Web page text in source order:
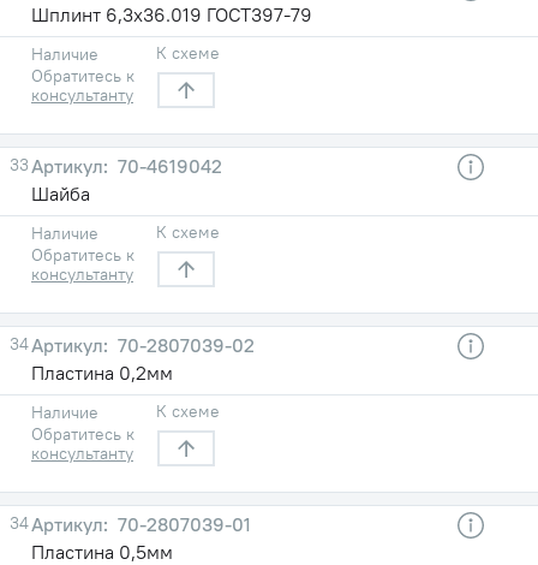
Шплинт 6,3х36.019 ГОСТ397-79
Наличие
Обратитесь к
консультанту
К схеме
33
70-4619042
Шайба
Наличие
Обратитесь к
консультанту
К схеме
34
70-2807039-02
Пластина 0,2мм
Наличие
Обратитесь к
консультанту
К схеме
34
70-2807039-01
Пластина 0,5мм